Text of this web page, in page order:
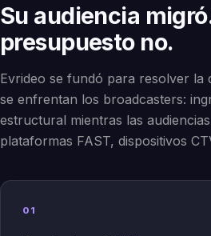
Su audiencia
presupuesto no.
Evrideo se fundó para resolver la
se enfrentan los broadcasters:
estructural mientras las
plataformas FAST, dispositivos
01